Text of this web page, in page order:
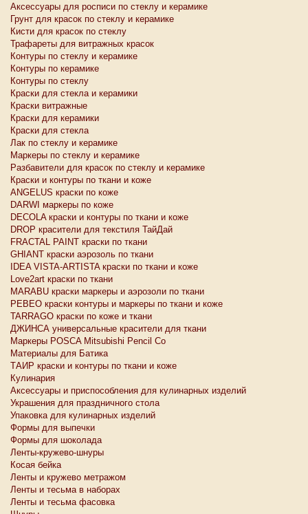
Аксессуары для росписи по стеклу и керамике
Грунт для красок по стеклу и керамике
Кисти для красок по стеклу
Трафареты для витражных красок
Контуры по стеклу и керамике
Контуры по керамике
Контуры по стеклу
Краски для стекла и керамики
Краски витражные
Краски для керамики
Краски для стекла
Лак по стеклу и керамике
Маркеры по стеклу и керамике
Разбавители для красок по стеклу и керамике
Краски и контуры по ткани и коже
ANGELUS краски по коже
DARWI маркеры по коже
DECOLA краски и контуры по ткани и коже
DROP красители для текстиля ТайДай
FRACTAL PAINT краски по ткани
GHIANT краски аэрозоль по ткани
IDEA VISTA-ARTISTA краски по ткани и коже
Love2art краски по ткани
MARABU краски маркеры и аэрозоли по ткани
PEBEO краски контуры и маркеры по ткани и коже
TARRAGO краски по коже и ткани
ДЖИНСА универсальные красители для ткани
Маркеры POSCA Mitsubishi Pencil Co
Материалы для Батика
ТАИР краски и контуры по ткани и коже
Кулинария
Аксессуары и приспособления для кулинарных изделий
Украшения для праздничного стола
Упаковка для кулинарных изделий
Формы для выпечки
Формы для шоколада
Ленты-кружево-шнуры
Косая бейка
Ленты и кружево метражом
Ленты и тесьма в наборах
Ленты и тесьма фасовка